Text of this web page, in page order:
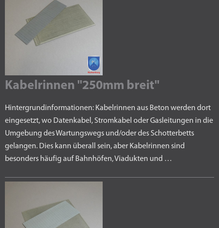
Kabelrinnen "250mm breit"
Hintergrundinformationen: Kabelrinnen aus Beton werden dort
eingesetzt, wo Datenkabel, Stromkabel oder Gasleitungen in die
Umgebung des Wartungswegs und/oder des Schotterbetts
gelangen. Dies kann überall sein, aber Kabelrinnen sind
besonders häufig auf Bahnhöfen, Viadukten und …